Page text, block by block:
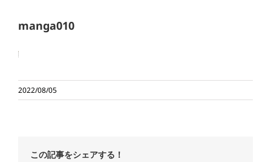
manga010
2022/08/05
この記事をシェアする！